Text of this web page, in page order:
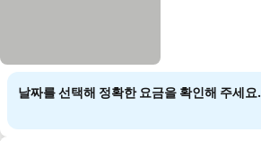
날짜를 선택해 정확한 요금을 확인해 주세요.